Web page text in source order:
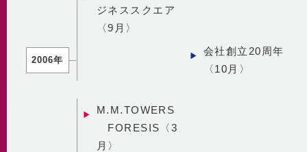
ジネススクエア
〈9月〉
2006年
会社創立20周年
〈10月〉
M.M.TOWERS
FORESIS〈3
月〉